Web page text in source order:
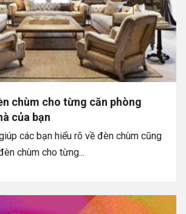
chùm cho từng căn phòng
của bạn
các bạn hiểu rõ về đèn chùm cũng
chùm cho từng...